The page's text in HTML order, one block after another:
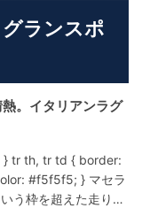
ランスポ
。イタリアンラグ
う枠を超えた走りと